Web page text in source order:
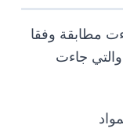
مطابقة وفقا
جاءت